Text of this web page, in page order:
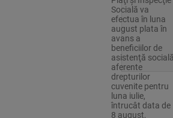
Socială va
efectua în luna
august plata în
avans a
beneficiilor de
asistenţă
aferente
drepturilor
cuvenite pentru
luna iulie,
întrucât data de
8 august,